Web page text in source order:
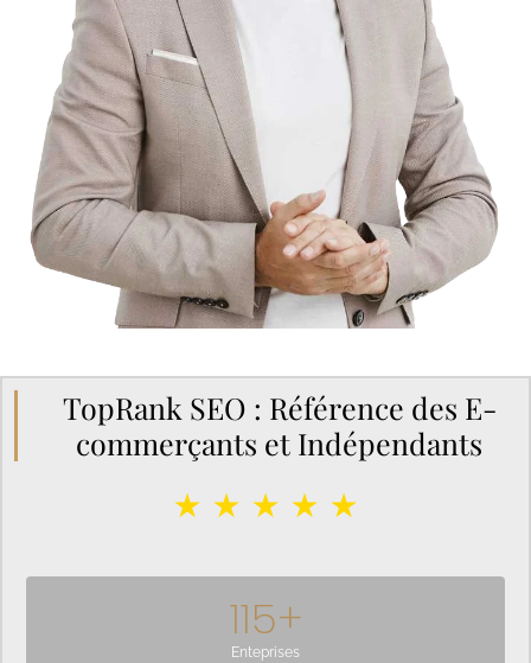
TopRank SEO : Référence des E-
commerçants et Indépendants
★ ★ ★ ★ ★
Enteprises
115+